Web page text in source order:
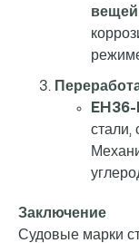
вещей
EH36-
стали,
Заключение
Судовые марки